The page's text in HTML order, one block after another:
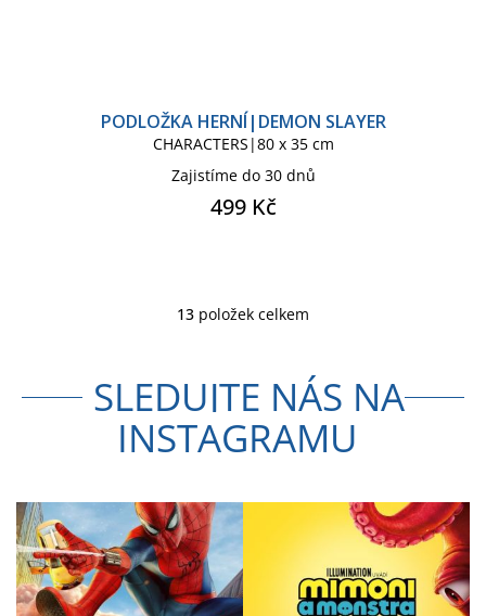
PODLOŽKA HERNÍ|DEMON SLAYER
CHARACTERS|80 x 35 cm
Zajistíme do 30 dnů
499 Kč
O
á
d
a
c
r
k
y
v
ý
13 položek celkem
SLEDUJTE NÁS NA
INSTAGRAMU